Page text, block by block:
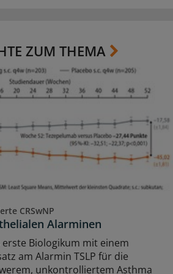
ZUM THEMA
CRSwNP
Alarminen
Biologikum mit einem
am Alarmin TSLP für die
unkontrolliertem Asthma